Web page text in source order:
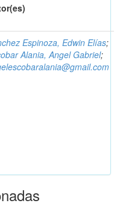
Espinoza, Edwin Elías;
Alania, Angel Gabriel;